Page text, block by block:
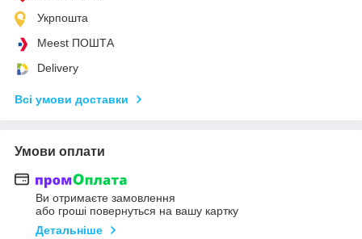
Укрпошта
Meest ПОШТА
Delivery
Всі умови доставки
Умови оплати
Ви отримаєте замовлення
або гроші повернуться на вашу картку
Детальніше